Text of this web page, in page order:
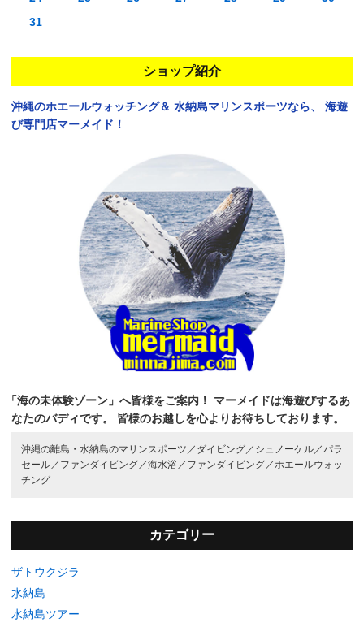
31
ショップ紹介
沖縄のホエールウォッチング＆ 水納島マリンスポーツなら、
海遊
び専門店マーメイド！
「海の未体験ゾーン」へ皆様をご案内！
マーメイドは海遊びするあ
なたのバディです。
皆様のお越しを心よりお待ちしております。
沖縄の離島・水納島のマリンスポーツ／ ダイビング／ シュノーケル／ パラ
セール／ ファンダイビング／海水浴／ ファンダイビング／ ホエールウォッ
チング
カテゴリー
ザトウクジラ
水納島
水納島ツアー